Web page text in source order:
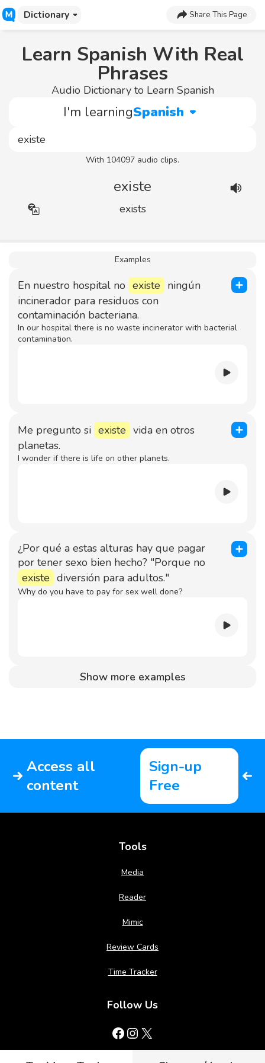
Dictionary Share This Page
Learn Spanish With Real
Phrases
Audio Dictionary to Learn Spanish
I'm learningSpanish
With 104097 audio clips.
existe
exists
Examples
En nuestro hospital no existe ningún
incinerador para residuos con
contaminación bacteriana.
In our hospital there is no waste incinerator with bacterial
contamination.
Me pregunto si existe vida en otros
planetas.
I wonder if there is life on other planets.
¿Por qué a estas alturas hay que pagar
por tener sexo bien hecho? "Porque no
existe diversión para adultos."
Why do you have to pay for sex well done?
Show more examples
Access all
content
Sign-up
Free
Tools
Media
Reader
Mimic
Review Cards
Time Tracker
Follow Us
Facebook Instagram X
© 2025 Mezasu